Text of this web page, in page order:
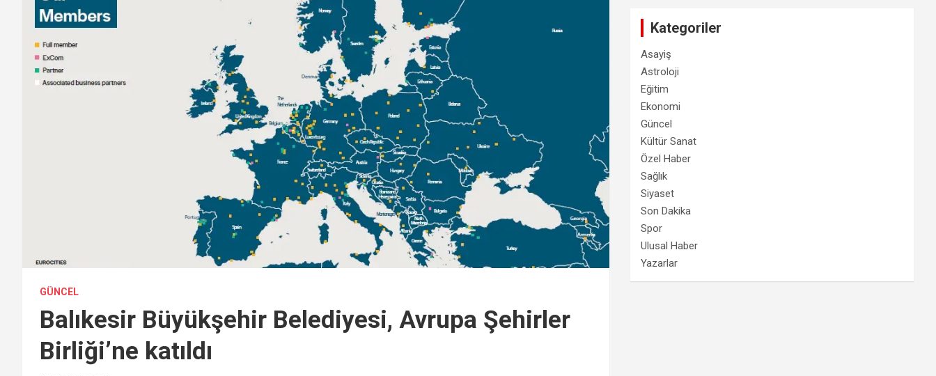
GÜNCEL
Balıkesir Büyükşehir Belediyesi, Avrupa Şehirler
Birliği’ne katıldı
Kategoriler
Asayiş
Astroloji
Eğitim
Ekonomi
Güncel
Kültür Sanat
Özel Haber
Sağlık
Siyaset
Son Dakika
Spor
Ulusal Haber
Yazarlar